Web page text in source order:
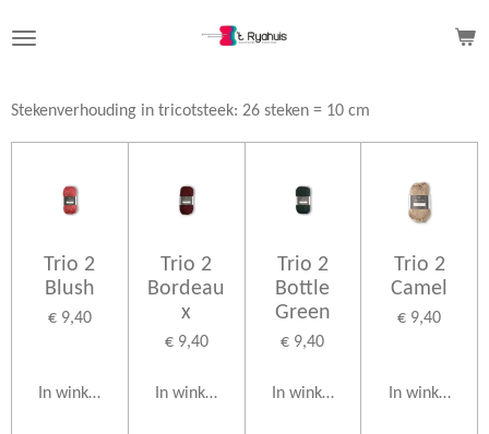
direct
de
Stekenverhouding in tricotsteek: 26 steken = 10 cm
Trio 2
Blush
€ 9,40
In winkelwagen
Trio 2
Bordeau
x
€ 9,40
In winkelwagen
Trio 2
Bottle
Green
€ 9,40
In winkelwagen
Trio 2
Camel
€ 9,40
In